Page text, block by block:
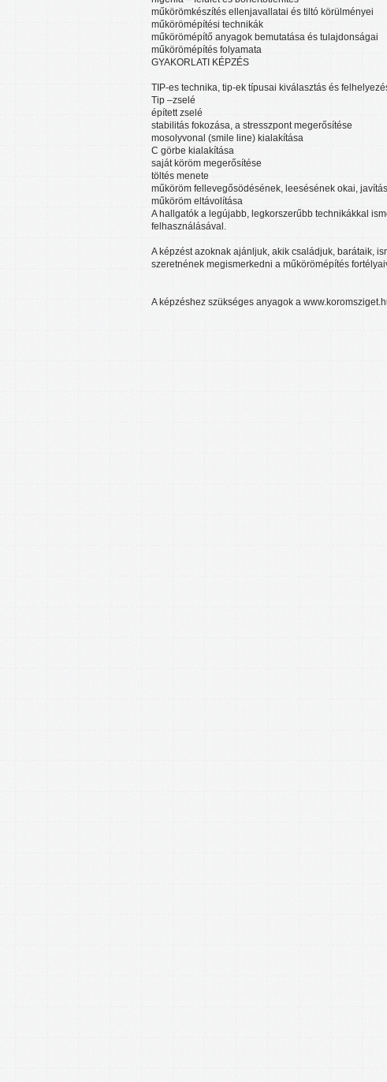
műkörömkészítés ellenjavallatai és tiltó körülményei
műkörömépítési technikák
műkörömépítő anyagok bemutatása és tulajdonságai
műkörömépítés folyamata
GYAKORLATI KÉPZÉS
TIP-es technika, tip-ek típusai kiválasztás és
Tip –zselé
épített zselé
stabilitás fokozása, a stresszpont megerősítése
mosolyvonal (smile line) kialakítása
C görbe kialakítása
saját köröm megerősítése
töltés menete
műköröm fellevegősödésének, leesésének okai,
műköröm eltávolítása
A hallgatók a legújabb, legkorszerűbb technikákkal
felhasználásával.
A képzést azoknak ajánljuk, akik családjuk, barátaik,
szeretnének megismerkedni a műkörömépítés
A képzéshez szükséges anyagok a